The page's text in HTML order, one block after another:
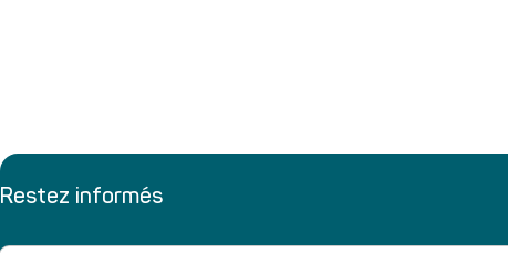
Restez informés